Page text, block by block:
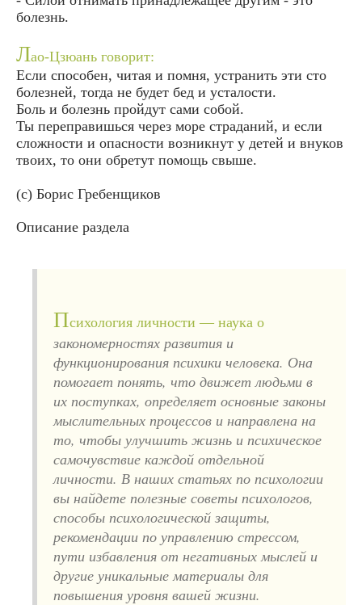
болезнь.
Лао-Цзюань говорит:
Если способен, читая и помня, устранить эти сто
болезней, тогда не будет бед и усталости.
Боль и болезнь пройдут сами собой.
Ты переправишься через море страданий, и если
сложности и опасности возникнут у детей и внуков
твоих, то они обретут помощь свыше.
(с) Борис Гребенщиков
Описание раздела
Психология личности — наука о
закономерностях развития и
функционирования психики человека. Она
помогает понять, что движет людьми в
их поступках, определяет основные законы
мыслительных процессов и направлена на
то, чтобы улучшить жизнь и психическое
самочувствие каждой отдельной
личности. В наших статьях по психологии
вы найдете полезные советы психологов,
способы психологической защиты,
рекомендации по управлению стрессом,
пути избавления от негативных мыслей и
другие уникальные материалы для
повышения уровня вашей жизни.